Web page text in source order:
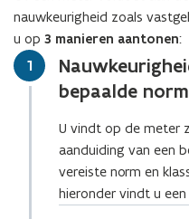
nauwkeurigheid zoals
u op 3 manieren aantonen:
Stap
1
bepaalde norm
U vindt op de meter
aanduiding van een
vereiste norm en
hieronder vindt u